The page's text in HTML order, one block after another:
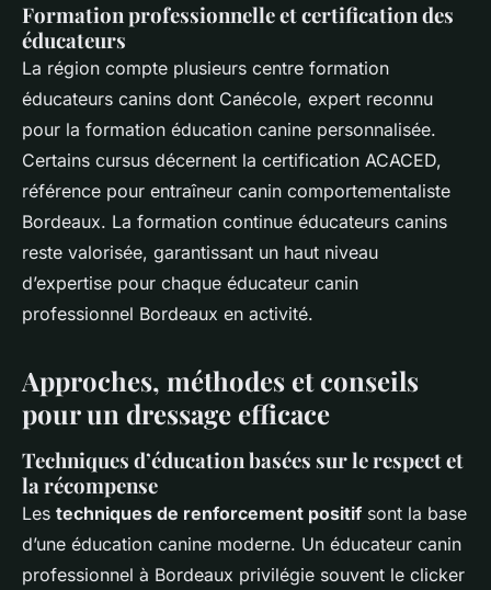
Formation professionnelle et certification des
éducateurs
La région compte plusieurs centre formation
éducateurs canins dont Canécole, expert reconnu
pour la formation éducation canine personnalisée.
Certains cursus décernent la certification ACACED,
référence pour entraîneur canin comportementaliste
Bordeaux. La formation continue éducateurs canins
reste valorisée, garantissant un haut niveau
d’expertise pour chaque éducateur canin
professionnel Bordeaux en activité.
Approches, méthodes et conseils
pour un dressage efficace
Techniques d’éducation basées sur le respect et
la récompense
Les techniques de renforcement positif sont la base
d’une éducation canine moderne. Un éducateur canin
professionnel à Bordeaux privilégie souvent le clicker